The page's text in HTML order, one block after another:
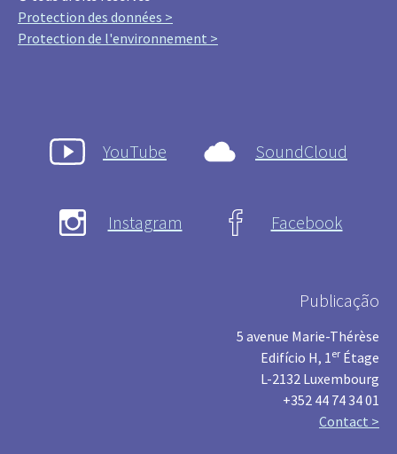
Protection des données >
Protection de l'environnement >
YouTube SoundCloud
Instagram Facebook
Publicação
5 avenue Marie-Thérèse
Edifício H, 1 er Étage
L-2132 Luxembourg
+352 44 74 34 01
Contact >